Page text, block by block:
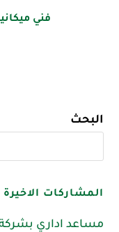
فني
البحث
المشاركات الاخيرة
مساعد اداري